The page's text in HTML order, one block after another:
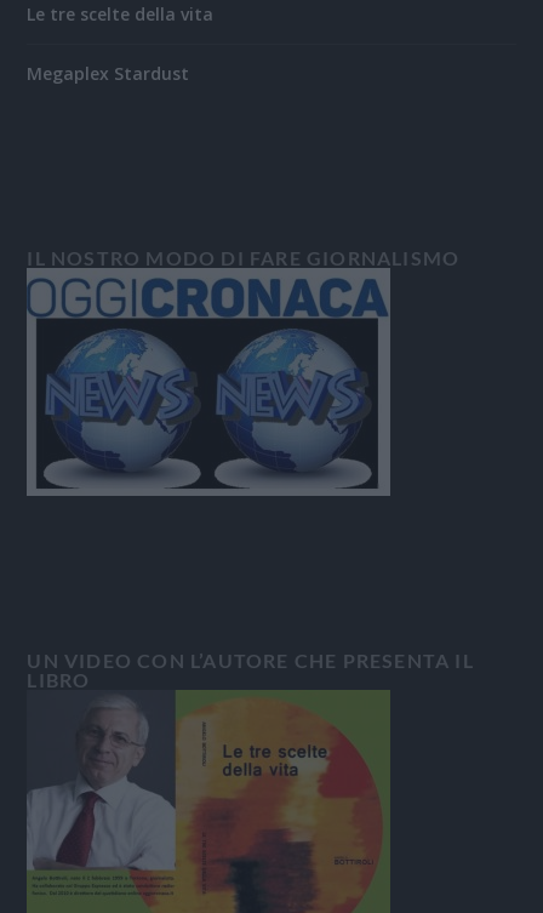
Le tre scelte della vita
Megaplex Stardust
IL NOSTRO MODO DI FARE GIORNALISMO
UN VIDEO CON L’AUTORE CHE PRESENTA IL
LIBRO